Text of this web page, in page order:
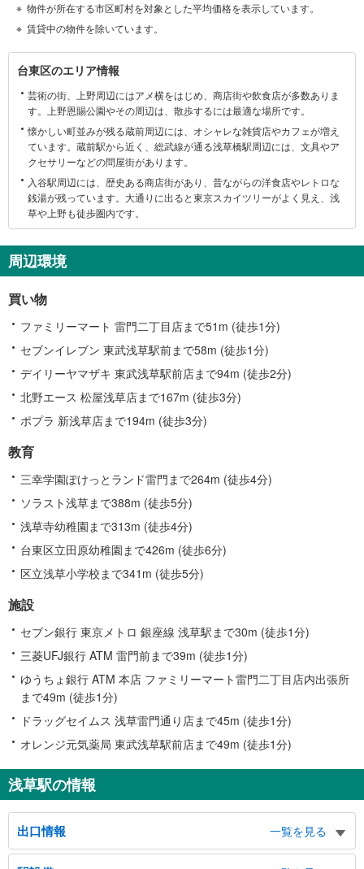
物件が所在する市区町村を対象とした平均価格を表示しています。
賃貸中の物件を除いています。
台
東
区
関
情
報
台東区のエリア情報
芸術の街、上野周辺にはアメ横をはじめ、商店街や飲食店が多数ありま
す。上野恩賜公園やその周辺は、散歩するには最適な場所です。
懐かしい町並みが残る蔵前周辺には、オシャレな雑貨店やカフェが増え
ています。蔵前駅から近く、総武線が通る浅草橋駅周辺には、文具やア
クセサリーなどの問屋街があります。
入谷駅周辺には、歴史ある商店街があり、昔ながらの洋食店やレトロな
銭湯が残っています。大通りに出ると東京スカイツリーがよく見え、浅
草や上野も徒歩圏内です。
周辺環境
買い物
ファミリーマート 雷門二丁目店まで51m (徒歩1分)
セブンイレブン 東武浅草駅前まで58m (徒歩1分)
デイリーヤマザキ 東武浅草駅前店まで94m (徒歩2分)
北野エース 松屋浅草店まで167m (徒歩3分)
ポプラ 新浅草店まで194m (徒歩3分)
教育
三幸学園ぽけっとランド雷門まで264m (徒歩4分)
ソラスト浅草まで388m (徒歩5分)
浅草寺幼稚園まで313m (徒歩4分)
台東区立田原幼稚園まで426m (徒歩6分)
区立浅草小学校まで341m (徒歩5分)
施設
セブン銀行 東京メトロ 銀座線 浅草駅まで30m (徒歩1分)
三菱UFJ銀行 ATM 雷門前まで39m (徒歩1分)
ゆうちょ銀行 ATM 本店 ファミリーマート雷門二丁目店内出張所
まで49m (徒歩1分)
ドラッグセイムス 浅草雷門通り店まで45m (徒歩1分)
オレンジ元気薬局 東武浅草駅前店まで49m (徒歩1分)
浅草駅の情報
出口情報
一覧を見る
１出口